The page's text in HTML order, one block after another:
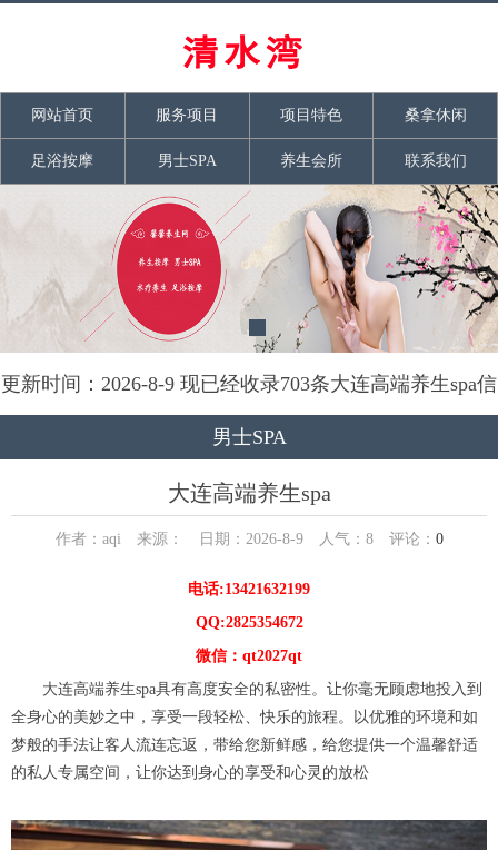
网站首页 服务项目 项目特色 桑拿休闲
足浴按摩 男士SPA 养生会所 联系我们
更新时间：2026-8-9 现已经收录703条大连高端养生spa信
息
男士SPA
大连高端养生spa
作者：aqi 来源： 日期：2026-8-9 人气： 8评论： 0
电话:13421632199
QQ:2825354672
微信：qt2027qt
大连高端养生spa具有高度安全的私密性。让你毫无顾虑地投入到
全身心的美妙之中，享受一段轻松、快乐的旅程。以优雅的环境和如
梦般的手法让客人流连忘返，带给您新鲜感，给您提供一个温馨舒适
的私人专属空间，让你达到身心的享受和心灵的放松